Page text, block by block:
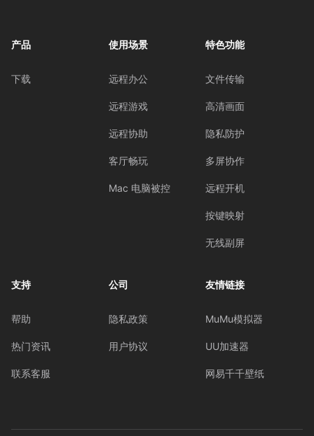
产品
下载
使用场景
远程办公
远程游戏
远程协助
客厅畅玩
Mac 电脑被控
特色功能
文件传输
高清画面
隐私防护
多屏协作
远程开机
按键映射
无线副屏
支持
帮助
热门资讯
联系客服
公司
隐私政策
用户协议
友情链接
MuMu模拟器
UU加速器
网易千千壁纸